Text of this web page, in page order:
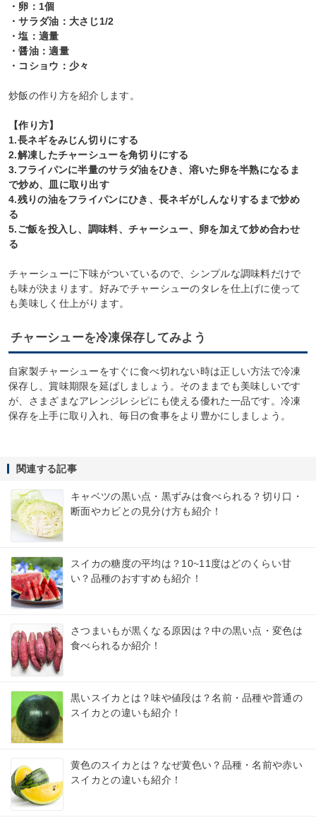
・卵：1個
・サラダ油：大さじ1/2
・塩：適量
・醤油：適量
・コショウ：少々
炒飯の作り方を紹介します。
【作り方】
1.長ネギをみじん切りにする
2.解凍したチャーシューを角切りにする
3.フライパンに半量のサラダ油をひき、溶いた卵を半熟になるま
で炒め、皿に取り出す
4.残りの油をフライパンにひき、長ネギがしんなりするまで炒め
る
5.ご飯を投入し、調味料、チャーシュー、卵を加えて炒め合わせ
る
チャーシューに下味がついているので、シンプルな調味料だけで
も味が決まります。好みでチャーシューのタレを仕上げに使って
も美味しく仕上がります。
チャーシューを冷凍保存してみよう
自家製チャーシューをすぐに食べ切れない時は正しい方法で冷凍
保存し、賞味期限を延ばしましょう。そのままでも美味しいです
が、さまざまなアレンジレシピにも使える優れた一品です。冷凍
保存を上手に取り入れ、毎日の食事をより豊かにしましょう。
関連する記事
キャベツの黒い点・黒ずみは食べられる？切り口・
断面やカビとの見分け方も紹介！
スイカの糖度の平均は？10~11度はどのくらい甘
い？品種のおすすめも紹介！
さつまいもが黒くなる原因は？中の黒い点・変色は
食べられるか紹介！
黒いスイカとは？味や値段は？名前・品種や普通の
スイカとの違いも紹介！
黄色のスイカとは？なぜ黄色い？品種・名前や赤い
スイカとの違いも紹介！